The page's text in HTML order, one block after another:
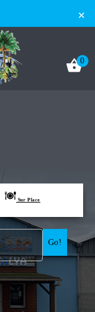
×
0
Sur Place
Go!